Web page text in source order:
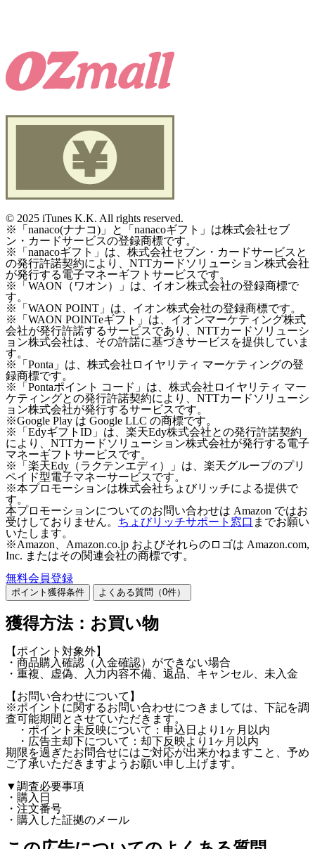
© 2025 iTunes K.K. All rights reserved.
※「nanaco(ナナコ)」と「nanacoギフト」は株式会社セブ
ン・カードサービスの登録商標です。
※「nanacoギフト」は、株式会社セブン・カードサービスと
の発行許諾契約により、NTTカードソリューション株式会社
が発行する電子マネーギフトサービスです。
※「WAON（ワオン）」は、イオン株式会社の登録商標で
す。
※「WAON POINT」は、イオン株式会社の登録商標です。
※「WAON POINTeギフト」は、イオンマーケティング株式
会社が発行許諾するサービスであり、NTTカードソリューシ
ョン株式会社は、その許諾に基づきサービスを提供していま
す。
※「Ponta」は、株式会社ロイヤリティ マーケティングの登
録商標です。
※「Pontaポイント コード」は、株式会社ロイヤリティ マー
ケティングとの発行許諾契約により、NTTカードソリューシ
ョン株式会社が発行するサービスです。
※Google Play は Google LLC の商標です。
※「EdyギフトID」は、楽天Edy株式会社との発行許諾契約
により、NTTカードソリューション株式会社が発行する電子
マネーギフトサービスです。
※「楽天Edy（ラクテンエディ）」は、楽天グループのプリ
ペイド型電子マネーサービスです。
※本プロモーションは株式会社ちょびリッチによる提供で
す。
本プロモーションについてのお問い合わせは Amazon ではお
受けしておりません。 ちょびリッチサポート窓口 までお願い
いたします。
※Amazon、Amazon.co.jp およびそれらのロゴは Amazon.com,
Inc. またはその関連会社の商標です。
無料会員登録
ポイント獲得条件 よくある質問（0件）
獲得方法：お買い物
【ポイント対象外】
・商品購入確認（入金確認）ができない場合
・重複、虚偽、入力内容不備、返品、キャンセル、未入金
【お問い合わせについて】
※ポイントに関するお問い合わせにつきましては、下記を調
査可能期間とさせていただきます。
・ポイント未反映について：申込日より1ヶ月以内
・広告主却下について：却下反映より1ヶ月以内
期限を過ぎたお問合せにはご対応が出来かねますこと、予め
ご了承いただきますようお願い申し上げます。
▼調査必要事項
・購入日
・注文番号
・購入した証拠のメール